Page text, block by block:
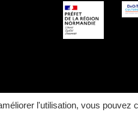
l'utilisation, vous pouvez